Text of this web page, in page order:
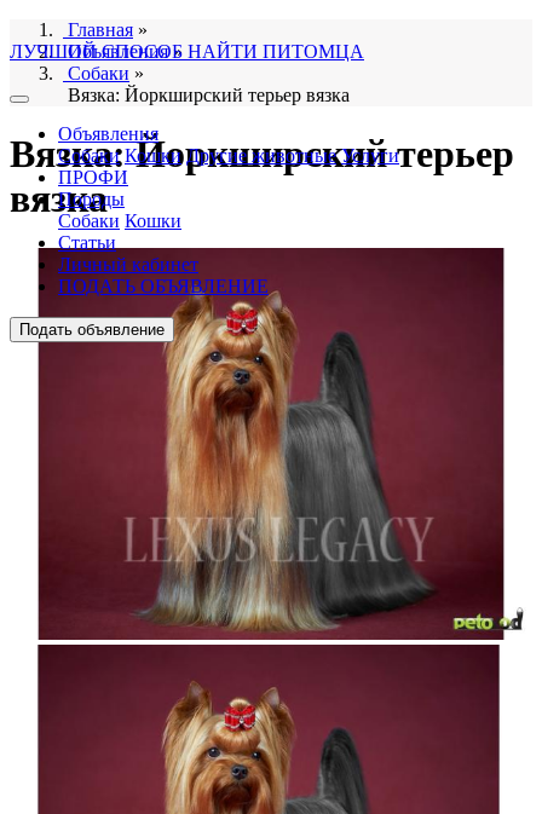
ЛУЧШИЙ СПОСОБ НАЙТИ ПИТОМЦА
Объявления
Собаки Кошки Другие животные Услуги
ПРОФИ
Породы
Собаки Кошки
Статьи
Личный кабинет
ПОДАТЬ ОБЪЯВЛЕНИЕ
Подать объявление
Главная »
Объявления»
Собаки »
Вязка: Йоркширский терьер вязка
Вязка: Йоркширский терьер
вязка